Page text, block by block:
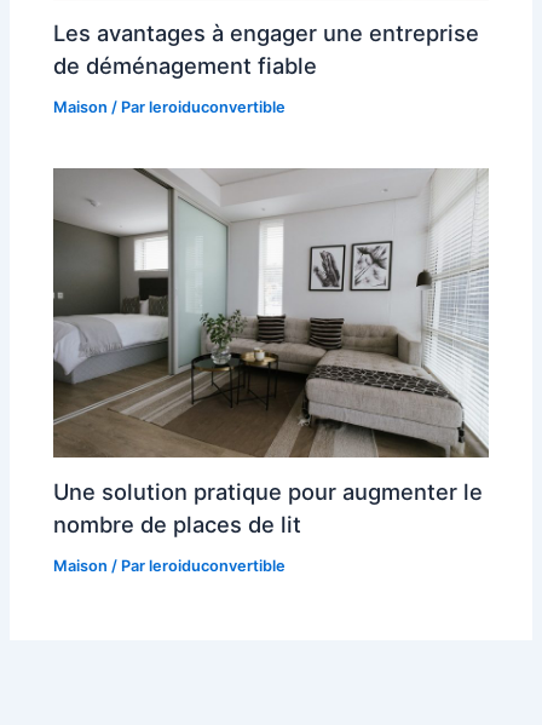
Les avantages à engager une entreprise
de déménagement fiable
Maison / Parleroiduconvertible
Une solution pratique pour augmenter le
nombre de places de lit
Maison / Parleroiduconvertible